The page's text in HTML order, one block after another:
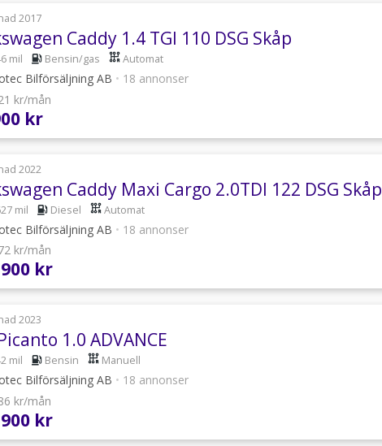
2017
Caddy 1.4 TGI 110 DSG Skåp
mil Bensin/gas Automat
Bilförsäljning AB • 18 annonser
kr/mån
kr
2022
Caddy Maxi Cargo 2.0TDI 122 DSG Skåp
mil Diesel Automat
Bilförsäljning AB • 18 annonser
kr/mån
kr
2023
1.0 ADVANCE
mil Bensin Manuell
Bilförsäljning AB • 18 annonser
kr/mån
kr